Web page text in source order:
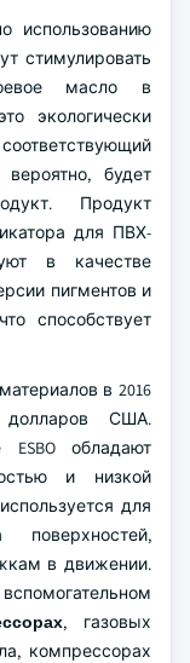
использованию
стимулировать
масло в
экологически
будет
Продукт
для ПВХ-
в качестве
пигментов и
способствует
в 2016
долларов США.
обладают
и низкой
для
в движении.
, газовых
компрессорах